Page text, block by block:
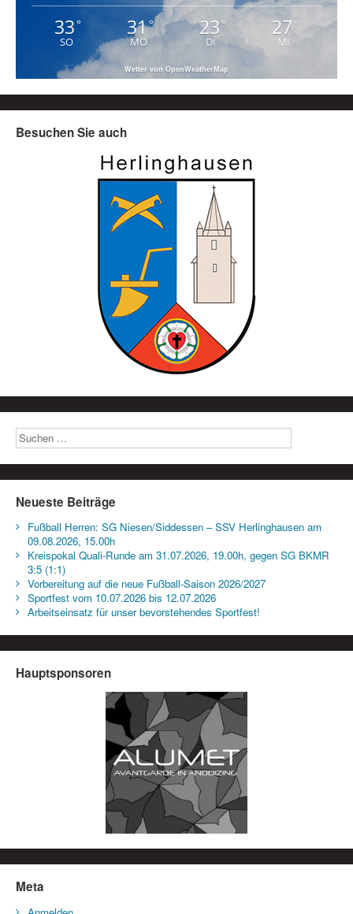
33°
SO
31°
MO
23°
DI
27 °
MI
Wetter von OpenWeatherMap
Besuchen Sie auch
Neueste Beiträge
Fußball Herren: SG Niesen/Siddessen – SSV Herlinghausen am
09.08.2026, 15.00h
Kreispokal Quali-Runde am 31.07.2026, 19.00h, gegen SG BKMR
3:5 (1:1)
Vorbereitung auf die neue Fußball-Saison 2026/2027
Sportfest vom 10.07.2026 bis 12.07.2026
Arbeitseinsatz für unser bevorstehendes Sportfest!
Hauptsponsoren
Meta